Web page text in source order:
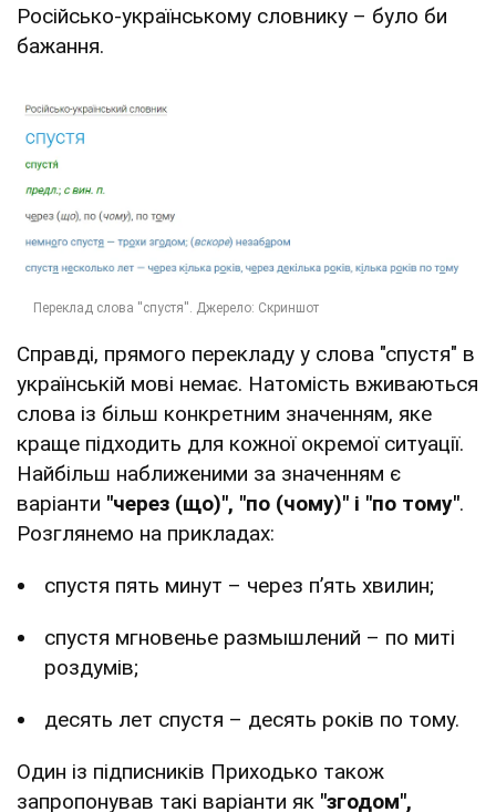
Російсько-українському словнику – було би
бажання.
Справді, прямого перекладу у слова "спустя" в
українській мові немає. Натомість вживаються
слова із більш конкретним значенням, яке
краще підходить для кожної окремої ситуації.
Найбільш наближеними за значенням є
варіанти "через (що)", "по (чому)" і "по тому".
Розглянемо на прикладах:
спустя пять минут – через п’ять хвилин;
спустя мгновенье размышлений – по миті
роздумів;
десять лет спустя – десять років по тому.
Один із підписників Приходько також
запропонував такі варіанти як "згодом",